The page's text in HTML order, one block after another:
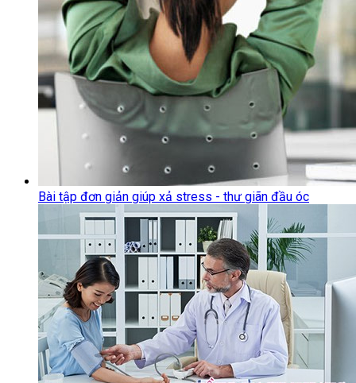
Bài tập đơn giản giúp xả stress - thư giãn đầu óc